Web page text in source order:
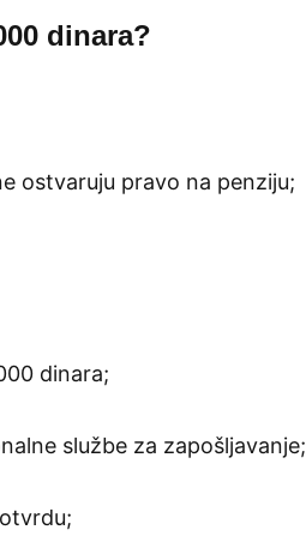
dinara?
ostvaruju pravo na penziju;
dinara;
službe za zapošljavanje;